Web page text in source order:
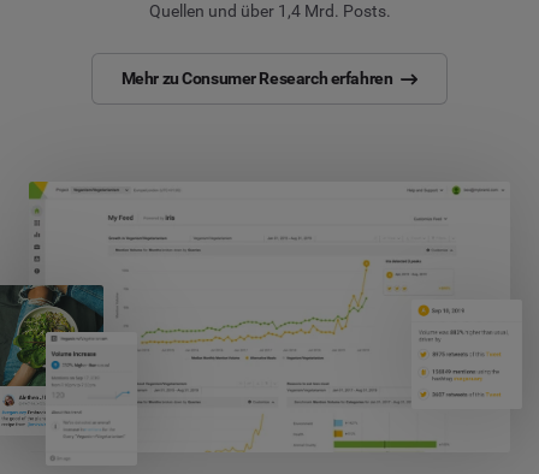
Quellen und über 1,4 Mrd. Posts.
Mehr zu Consumer Research erfahren